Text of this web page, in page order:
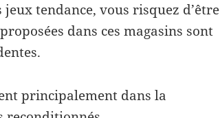
tendance, vous risquez d’être
dans ces magasins sont
principalement dans la